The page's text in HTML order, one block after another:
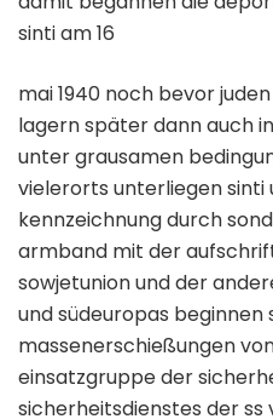
sinti am 16
mai 1940 noch bevor
lagern später dann auch
unter grausamen
vielerorts unterliegen sinti
kennzeichnung durch
armband mit der
sowjetunion und der
und südeuropas
massenerschießungen
einsatzgruppe der
sicherheitsdienstes der ss